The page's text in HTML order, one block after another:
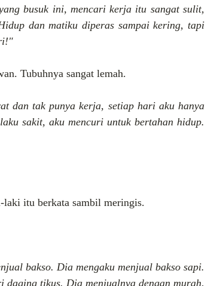
busuk ini, mencari kerja itu sangat sulit,
dan matiku diperas sampai kering, tapi
Tubuhnya sangat lemah.
dan tak punya kerja, setiap hari aku hanya
sakit, aku mencuri untuk bertahan hidup.
laki itu berkata sambil meringis.
bakso. Dia mengaku menjual bakso sapi.
daging tikus. Dia menjualnya dengan murah,